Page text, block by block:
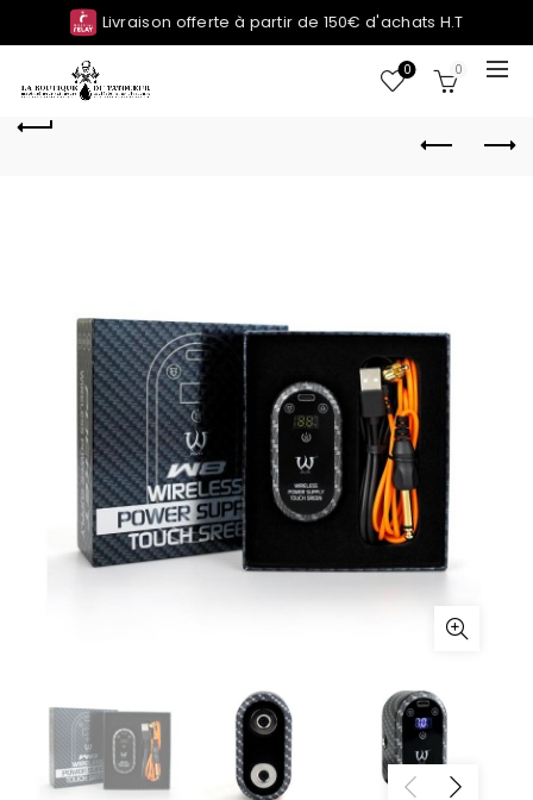
Livraison offerte à partir de 150€ d'achats H.T
0 0